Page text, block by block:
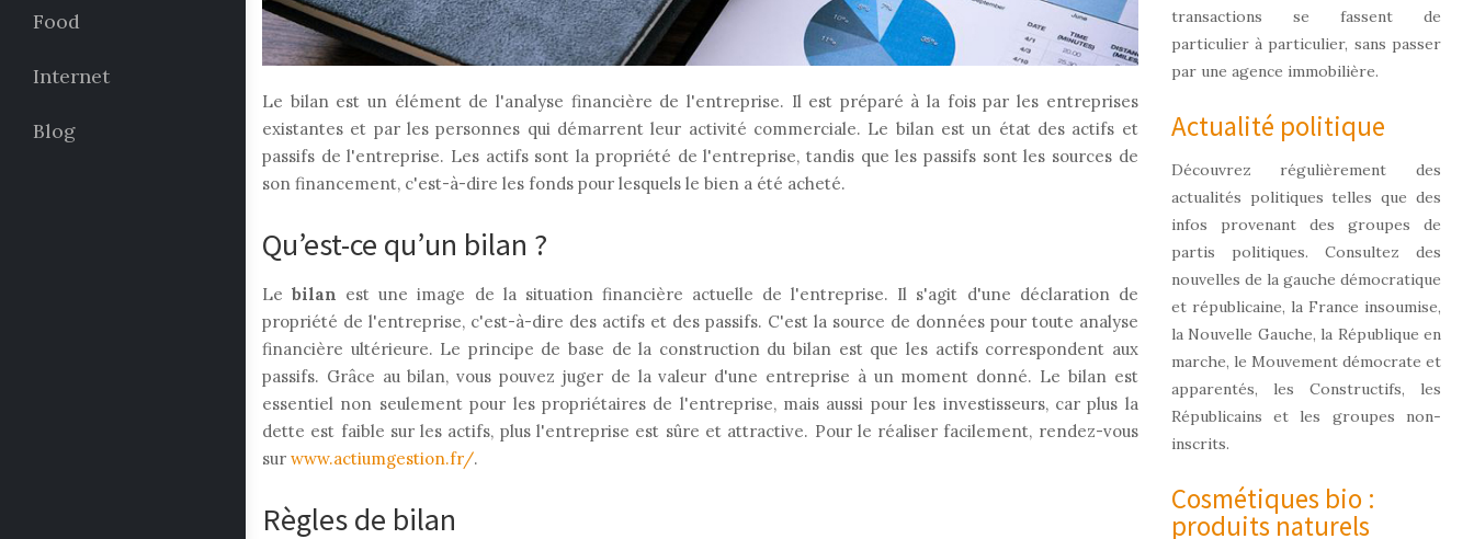
Food
Internet
Blog
Le bilan est un élément de l'analyse financière de l'entreprise. Il est préparé à la fois par les entreprises
existantes et par les personnes qui démarrent leur activité commerciale. Le bilan est un état des actifs et
passifs de l'entreprise. Les actifs sont la propriété de l'entreprise, tandis que les passifs sont les sources de
son financement, c'est-à-dire les fonds pour lesquels le bien a été acheté.
Qu’est-ce qu’un bilan ?
Lebilan est une image de la situation financière actuelle de l'entreprise. Il s'agit d'une déclaration de
propriété de l'entreprise, c'est-à-dire des actifs et des passifs. C'est la source de données pour toute analyse
financière ultérieure. Le principe de base de la construction du bilan est que les actifs correspondent aux
passifs. Grâce au bilan, vous pouvez juger de la valeur d'une entreprise à un moment donné. Le bilan est
essentiel non seulement pour les propriétaires de l'entreprise, mais aussi pour les investisseurs, car plus la
dette est faible sur les actifs, plus l'entreprise est sûre et attractive. Pour le réaliser facilement, rendez-vous
sur www.actiumgestion.fr/.
Règles de bilan
transactions se fassent de
particulier à particulier, sans passer
par une agence immobilière.
Actualité politique
Découvrez régulièrement des
actualités politiques telles que des
infos provenant des groupes de
partis politiques. Consultez des
nouvelles de la gauche démocratique
et républicaine, la France insoumise,
la Nouvelle Gauche, la République en
marche, le Mouvement démocrate et
apparentés, les Constructifs, les
Républicains et les groupes non-
inscrits.
Cosmétiques bio :
produits naturels